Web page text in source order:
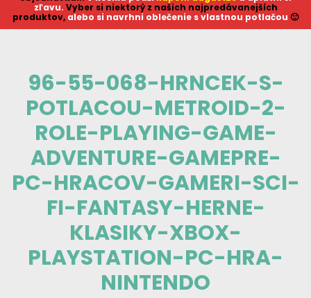
zľavu. Vyber si niektorý z našich najpredávanejších
produktov, alebo si navrhni oblečenie s vlastnou potlačou 🙂
96-55-068-HRNCEK-S-
POTLACOU-METROID-2-
ROLE-PLAYING-GAME-
ADVENTURE-GAMEPRE-
PC-HRACOV-GAMERI-SCI-
FI-FANTASY-HERNE-
KLASIKY-XBOX-
PLAYSTATION-PC-HRA-
NINTENDO